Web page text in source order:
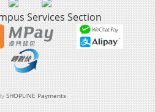
SHOPLINE Payments